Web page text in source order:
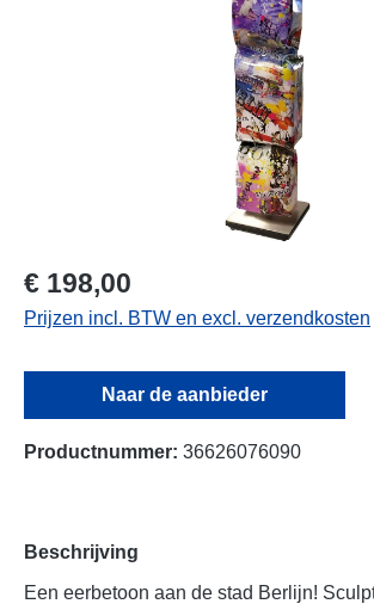
€ 198,00
Prijzen incl. BTW en excl. verzendkosten
Naar de aanbieder
Productnummer: 36626076090
Beschrijving
Een eerbetoon aan de stad Berlijn!